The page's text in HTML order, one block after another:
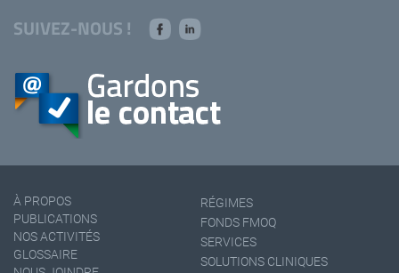
SUIVEZ-NOUS !
À PROPOS
PUBLICATIONS
NOS ACTIVITÉS
GLOSSAIRE
RÉGIMES
FONDS FMOQ
SERVICES
SOLUTIONS CLINIQUES